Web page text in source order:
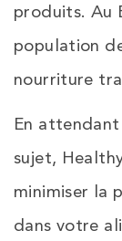
produits. Au
population
nourriture
En attendant
sujet,
minimiser la
dans votre